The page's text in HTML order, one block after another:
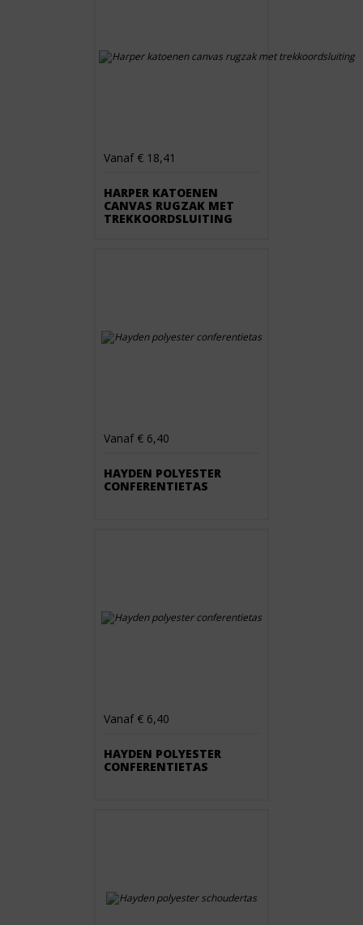
Vanaf € 18,41
HARPER KATOENEN
CANVAS RUGZAK MET
TREKKOORDSLUITING
Vanaf € 6,40
HAYDEN POLYESTER
CONFERENTIETAS
Vanaf € 6,40
HAYDEN POLYESTER
CONFERENTIETAS